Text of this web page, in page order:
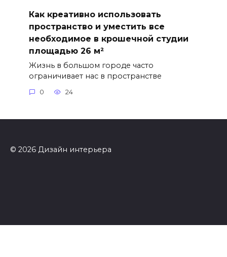
Как креативно использовать
пространство и уместить все
необходимое в крошечной студии
площадью 26 м²
Жизнь в большом городе часто
ограничивает нас в пространстве
0 24
© 2026 Дизайн интерьера